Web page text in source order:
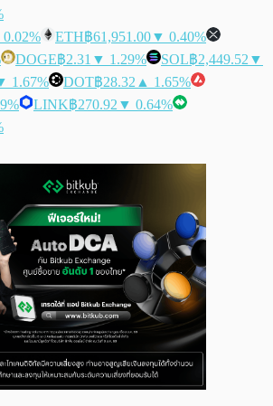
ETH฿61,951.00▼ 0.40%
DOGE฿2.31 ▼ 1.29% SOL฿2,449.52 ▼
1.67% DOT฿28.32 ▲ 1.65%
LINK฿270.92 ▼ 0.64%